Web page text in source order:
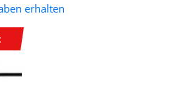
erhalten